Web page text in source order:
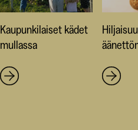
Kaupunkilaiset kädet
mullassa